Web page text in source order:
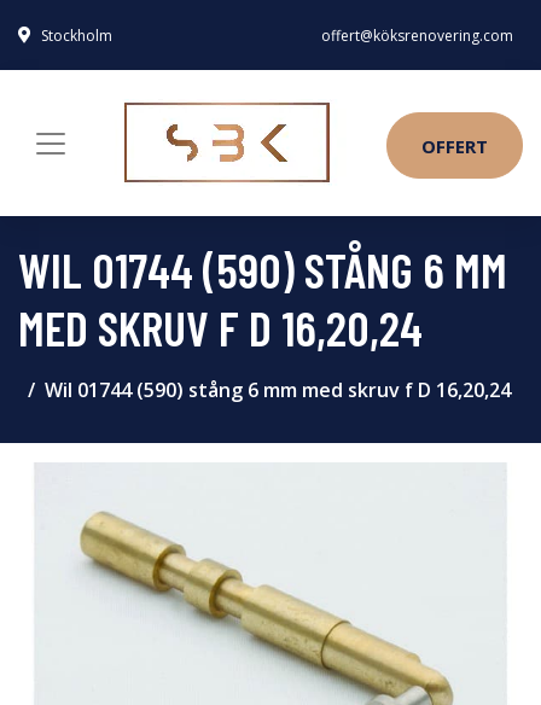
Stockholm offert@köksrenovering.com
OFFERT
WIL 01744 (590) STÅNG 6 MM
MED SKRUV F D 16,20,24
Wil 01744 (590) stång 6 mm med skruv f D 16,20,24